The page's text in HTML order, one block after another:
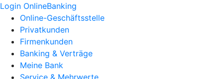
Login OnlineBanking
Online-Geschäftsstelle
Privatkunden
Firmenkunden
Banking & Verträge
Meine Bank
Service & Mehrwerte